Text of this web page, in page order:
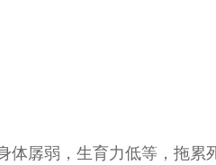
体孱弱，生育力低等，拖